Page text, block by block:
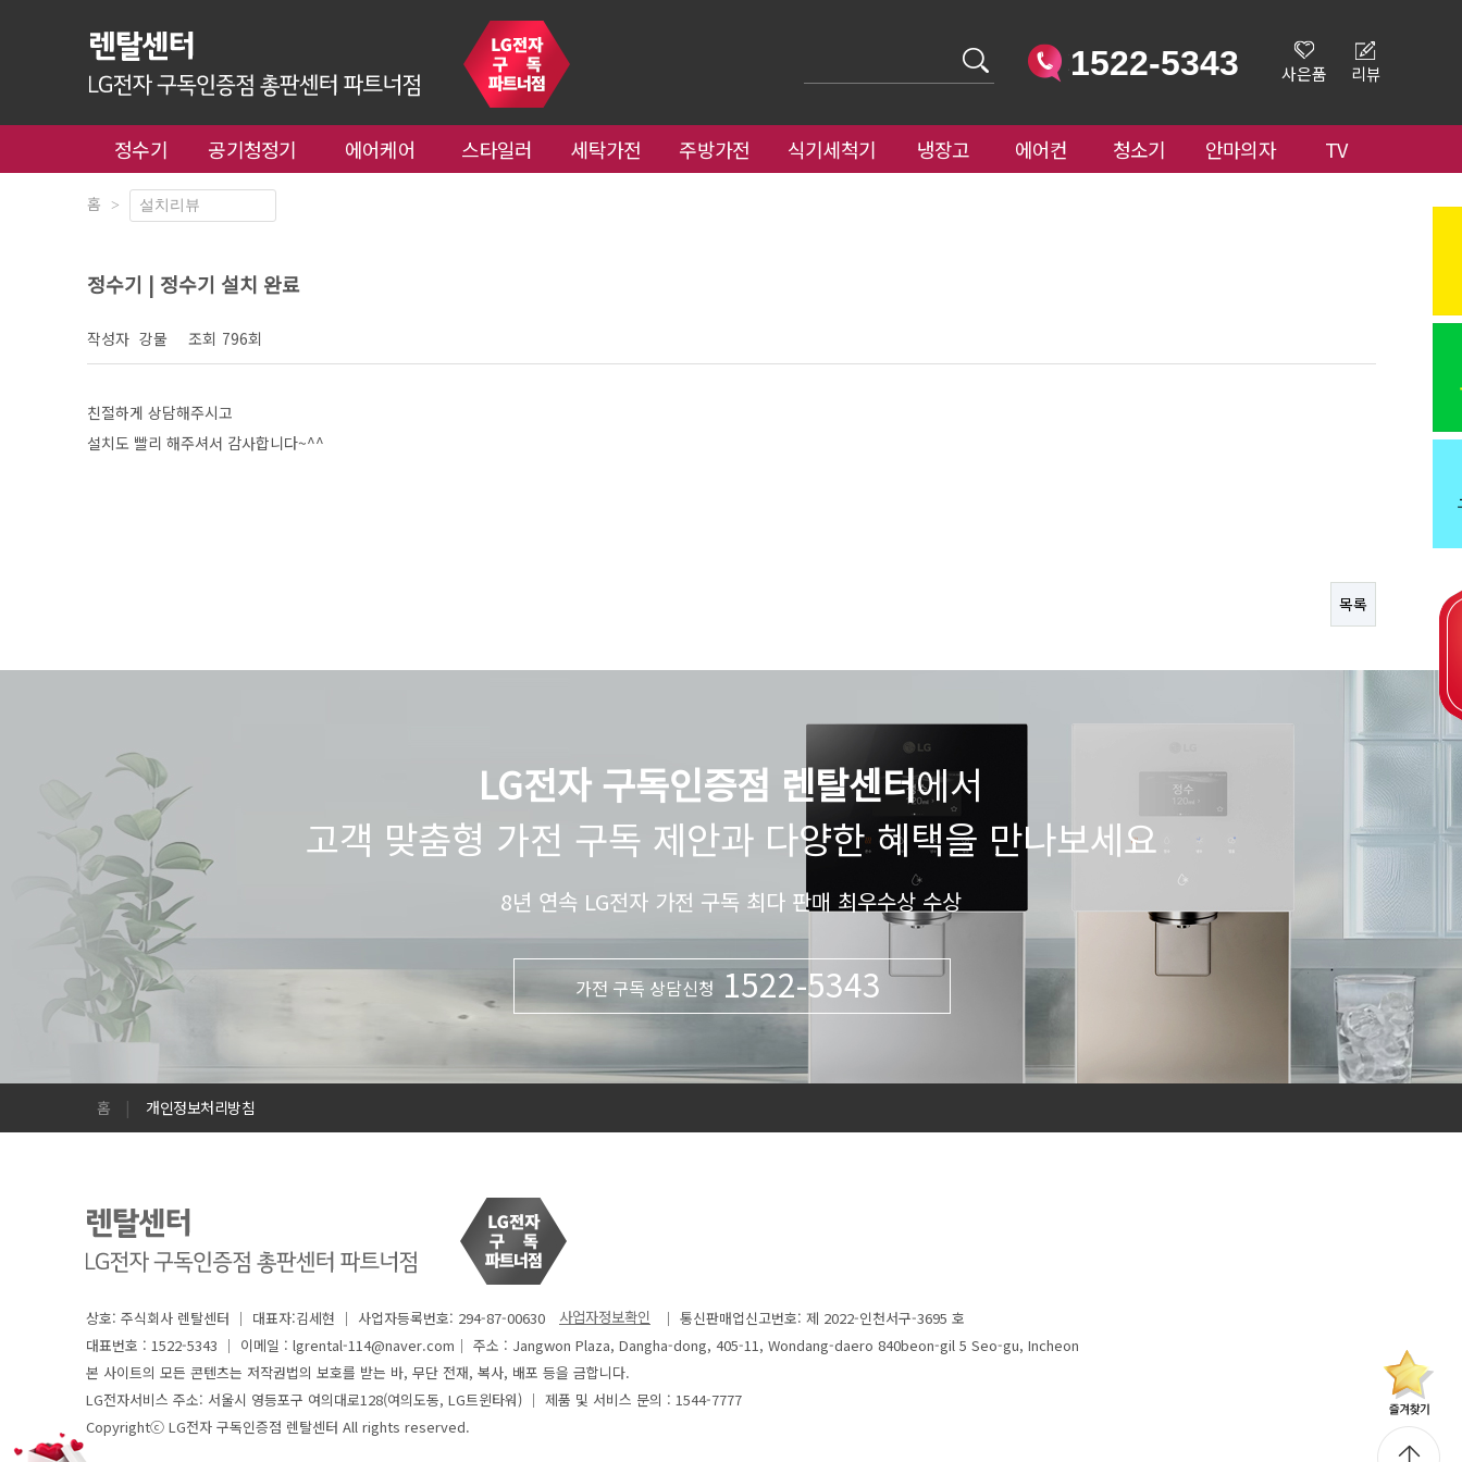
사은품 리뷰
1522-5343
정수기 공기청정기 에어케어 스타일러 세탁가전 주방가전 식기세척기 냉장고 에어컨 청소기 안마의자 TV
홈 >
정수기 | 정수기 설치 완료
작성자 강물 조회 796회
친절하게 상담해주시고
설치도 빨리 해주셔서 감사합니다~^^
목록
LG전자 구독인증점 렌탈센터에서
고객 맞춤형 가전 구독 제안과 다양한 혜택을 만나보세요
8년 연속 LG전자 가전 구독 최다 판매 최우수상 수상
가전 구독 상담신청1522-5343
홈 | 개인정보처리방침
상호: 주식회사 렌탈센터 │ 대표자:김세현 │ 사업자등록번호: 294-87-00630
│ 통신판매업신고번호: 제 2022-인천서구-3695 호
대표번호 : 1522-5343 │ 이메일 : lgrental-114@naver.com│ 주소 : Jangwon Plaza, Dangha-dong, 405-11, Wondang-daero 840beon-gil 5 Seo-gu, Incheon
본 사이트의 모든 콘텐츠는 저작권법의 보호를 받는 바, 무단 전재, 복사, 배포 등을 금합니다.
LG전자서비스 주소: 서울시 영등포구 여의대로128(여의도동, LG트윈타워) │ 제품 및 서비스 문의 : 1544-7777
Copyrightⓒ LG전자 구독인증점 렌탈센터 All rights reserved.